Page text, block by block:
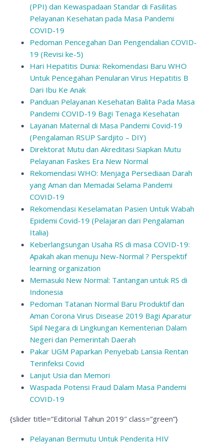
(PPI) dan Kewaspadaan Standar di Fasilitas
Pelayanan Kesehatan pada Masa Pandemi
COVID-19
Pedoman Pencegahan Dan Pengendalian COVID-
19 (Revisi ke-5)
Hari Hepatitis Dunia: Rekomendasi Baru WHO
Untuk Pencegahan Penularan Virus Hepatitis B
Dari Ibu Ke Anak
Panduan Pelayanan Kesehatan Balita Pada Masa
Pandemi COVID-19 Bagi Tenaga Kesehatan
Layanan Maternal di Masa Pandemi Covid-19
(Pengalaman RSUP Sardjito – DIY)
Direktorat Mutu dan Akreditasi Siapkan Mutu
Pelayanan Faskes Era New Normal
Rekomendasi WHO: Menjaga Persediaan Darah
yang Aman dan Memadai Selama Pandemi
COVID-19
Rekomendasi Keselamatan Pasien Untuk Wabah
Epidemi Covid-19 (Pelajaran dari Pengalaman
Italia)
Keberlangsungan Usaha RS di masa COVID-19:
Apakah akan menuju New-Normal ? Perspektif
learning organization
Memasuki New Normal: Tantangan untuk RS di
Indonesia
Pedoman Tatanan Normal Baru Produktif dan
Aman Corona Virus Disease 2019 Bagi Aparatur
Sipil Negara di Lingkungan Kementerian Dalam
Negeri dan Pemerintah Daerah
Pakar UGM Paparkan Penyebab Lansia Rentan
Terinfeksi Covid
Lanjut Usia dan Memori
Waspada Potensi Fraud Dalam Masa Pandemi
COVID-19
{slider title=”Editorial Tahun 2019″ class=”green”}
Pelayanan Bermutu Untuk Penderita HIV